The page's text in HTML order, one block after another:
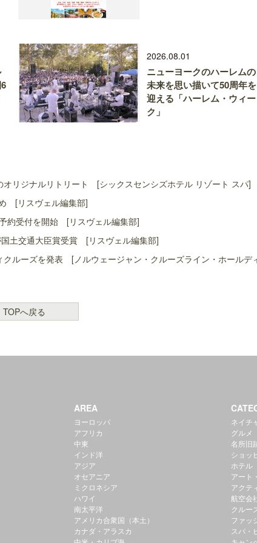
2026.08.01
ニューヨークのハーレムの
未来を思い描いて50周年を
迎える「ハーレム・ウィー
ク」
リジナルリトリート [シックスセンシズホテル リゾート スパ]
[リスヴェル編集部]
約受付を開始 [リスヴェル編集部]
国土交通大臣賞受賞 [リスヴェル編集部]
ルーズを発表 [ノルウェージャン・クルーズライン・ホールデ
TOPへ戻る
AREA
ヨーロッパ
アフリカ
中東
インド洋
アジア
オセアニア
ミクロネシア
ハワイ
南太平洋
アメリカ合衆国（本土）
カナダ・アラスカ
ネイチ
グルメ
名所旧
ショッ
ホテル
アート
アクテ
航空会
クルー
ファッ
スパ・